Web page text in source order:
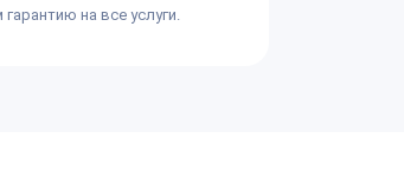
на все услуги.